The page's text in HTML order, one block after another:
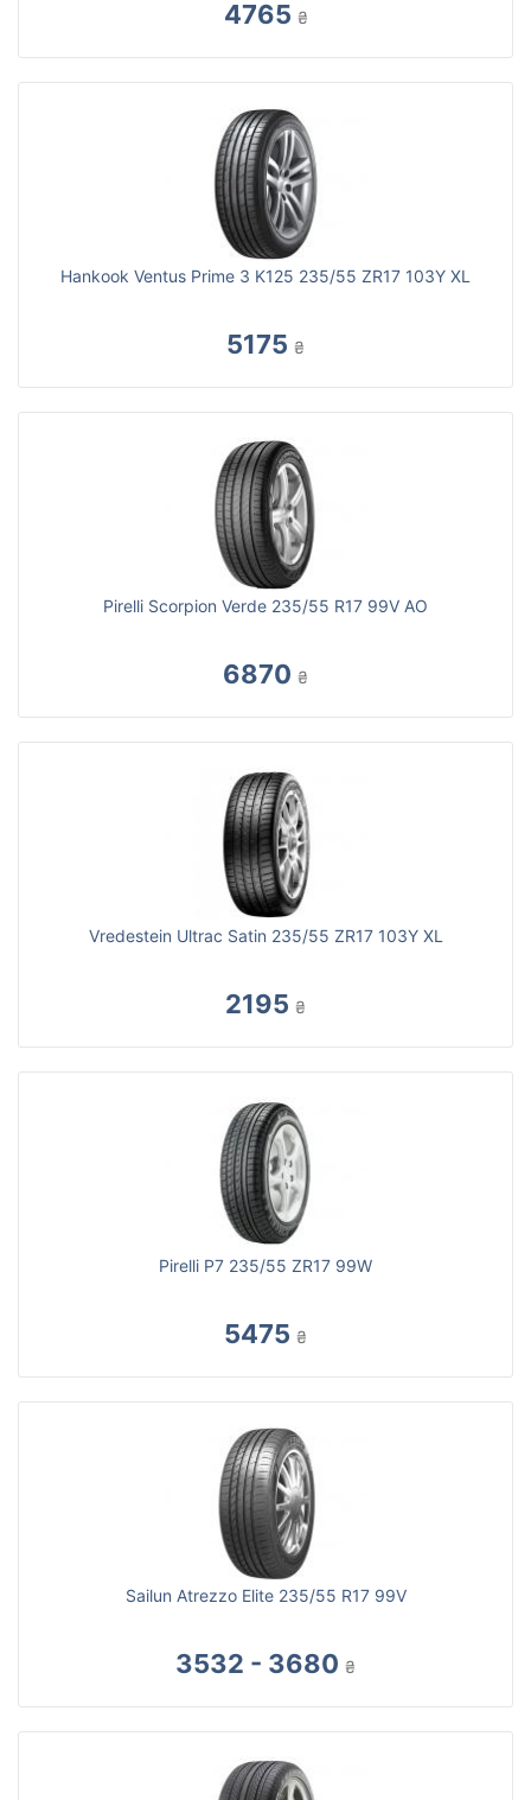
4765 ₴
Hankook Ventus Prime 3 K125 235/55 ZR17 103Y XL
5175 ₴
Pirelli Scorpion Verde 235/55 R17 99V AO
6870 ₴
Vredestein Ultrac Satin 235/55 ZR17 103Y XL
2195 ₴
Pirelli P7 235/55 ZR17 99W
5475 ₴
Sailun Atrezzo Elite 235/55 R17 99V
3532 - 3680 ₴